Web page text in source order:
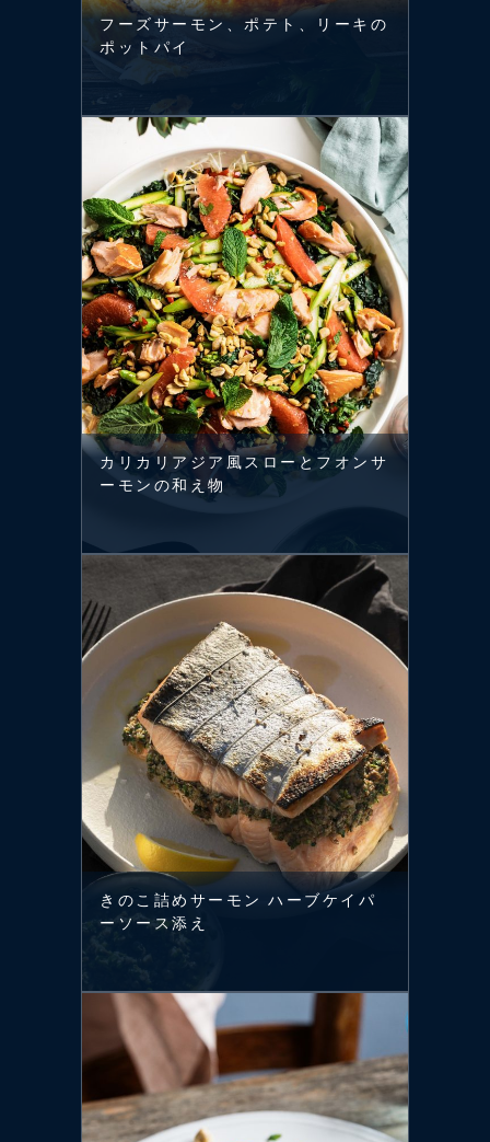
フーズサーモン、ポテト、リーキの
ポットパイ
カリカリアジア風スローとフオンサ
ーモンの和え物
きのこ詰めサーモン ハーブケイパ
ーソース添え